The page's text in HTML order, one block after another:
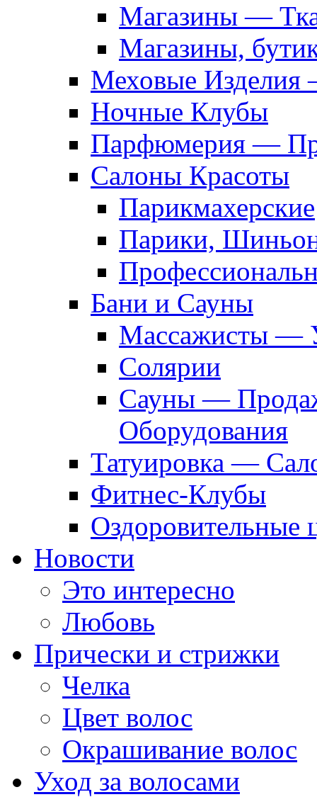
Магазины —
Магазины,
Меховые Изделия
Ночные Клубы
Парфюмерия —
Салоны Красоты
Парикмахерские
Парики,
Бани и Сауны
Массажисты —
Солярии
Сауны —
Оборудования
Татуировка —
Фитнес-Клубы
Оздоровительные
Новости
Это интересно
Любовь
Прически и стрижки
Челка
Цвет волос
Окрашивание волос
Уход за волосами